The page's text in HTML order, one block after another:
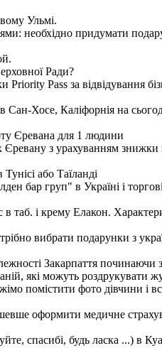
Ульмі.
необхідно придумати
Ради?
Pass за відвідування
Сан-Хосе, Каліфорнія на
Єревана для 1 людини
Єревану з урахуванням знижки
або Таїланді
бар груп" в Україні і
таб. і крему Елакон.
вибрати подарунки з
Закарпаття починаючи
які можуть роздрукувати
помістити фото дівчини і
оформити медичне
спасибі, будь ласка ...) в